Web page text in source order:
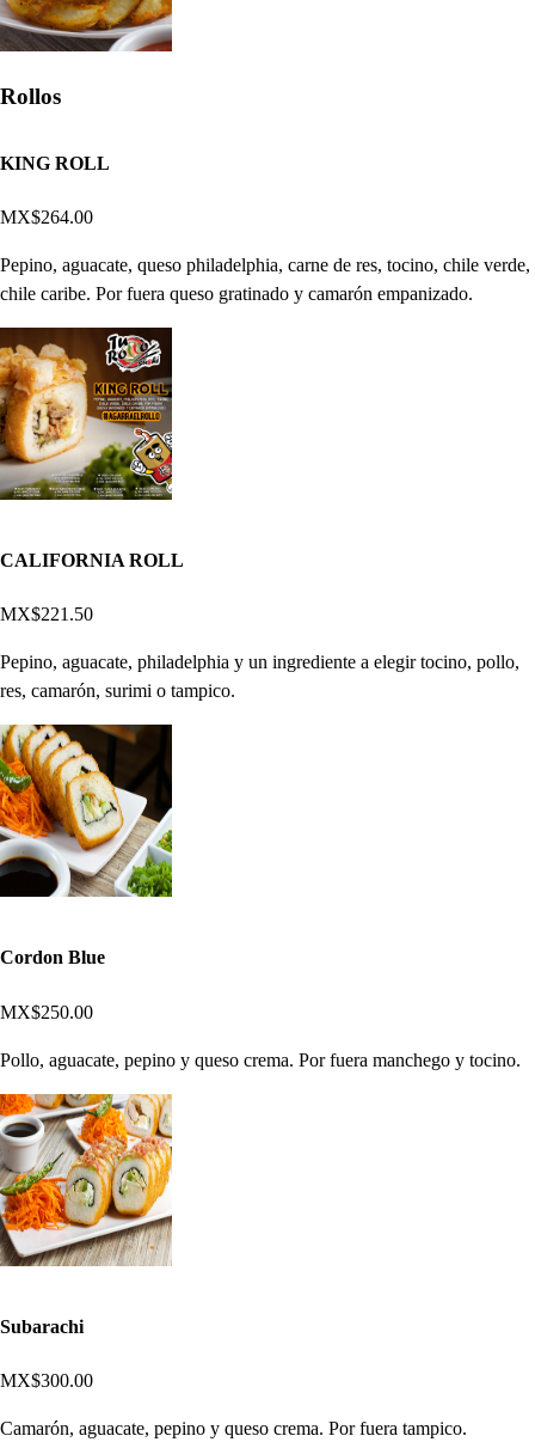
Rollos
KING ROLL
MX$264.00
Pepino, aguacate, queso philadelphia, carne de res, tocino, chile verde,
chile caribe. Por fuera queso gratinado y camarón empanizado.
CALIFORNIA ROLL
MX$221.50
Pepino, aguacate, philadelphia y un ingrediente a elegir tocino, pollo,
res, camarón, surimi o tampico.
Cordon Blue
MX$250.00
Pollo, aguacate, pepino y queso crema. Por fuera manchego y tocino.
Subarachi
MX$300.00
Camarón, aguacate, pepino y queso crema. Por fuera tampico.